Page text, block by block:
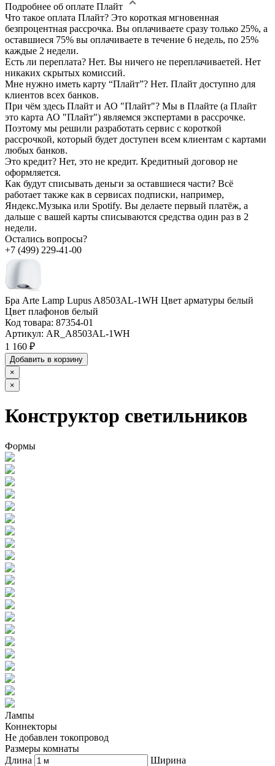
Подробнее об оплате Плайт
Что такое оплата Плайт? Это короткая мгновенная
безпроцентная рассрочка. Вы оплачиваете сразу только 25%, а
оставшиеся 75% вы оплачиваете в течение 6 недель, по 25%
каждые 2 недели.
Есть ли переплата? Нет. Вы ничего не переплачиваетей. Нет
никаких скрытых комиссий.
Мне нужно иметь карту “Плайт”? Нет. Плайт доступно для
клиентов всех банков.
При чём здесь Плайт и АО "Плайт"? Мы в Плайте (а Плайт
это карта АО "Плайт") являемся экспертами в рассрочке.
Поэтому мы решили разработать сервис с короткой
рассрочкой, который будет доступен всем клиентам с картами
любых банков.
Это кредит? Нет, это не кредит. Кредитный договор не
оформляется.
Как будут списывать деньги за оставшиеся части? Всё
работает также как в сервисах подписки, например,
Яндекс.Музыка или Spotify. Вы делаете первый платёж, а
дальше с вашей карты списываются средства один раз в 2
недели.
Остались вопросы?
+7 (499) 229-41-00
Бра Arte Lamp Lupus A8503AL-1WH Цвет арматуры белый
Цвет плафонов белый
Код товара: 87354-01
Артикул: AR_A8503AL-1WH
1 160 ₽
Добавить в корзину
×
×
Конструктор светильников
Формы
Лампы
Коннекторы
Не добавлен токопровод
Размеры комнаты
Длина
Ширина